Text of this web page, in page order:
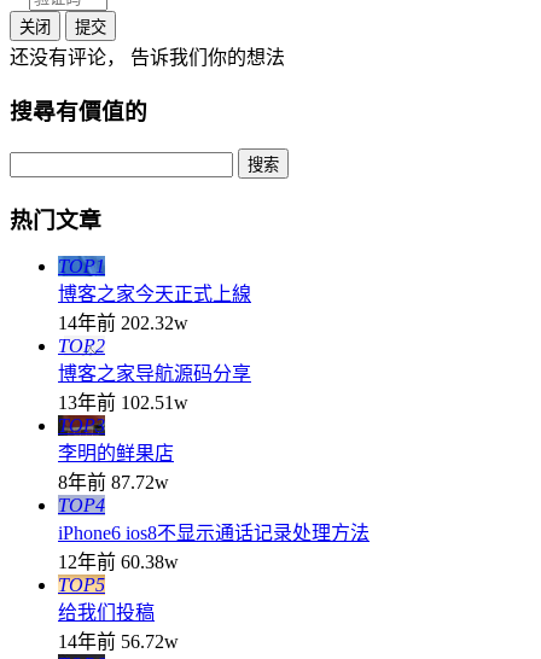
关闭 提交
还没有评论， 告诉我们你的想法
搜尋有價值的
热门文章
TOP1
博客之家今天正式上線
14年前 202.32w
TOP2
博客之家导航源码分享
13年前 102.51w
TOP3
李明的鲜果店
8年前 87.72w
TOP4
iPhone6 ios8不显示通话记录处理方法
12年前 60.38w
TOP5
给我们投稿
14年前 56.72w